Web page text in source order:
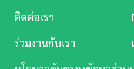
ใหม่ไว้ขับใช้งานในเมืองเป็น
จนดูแลยาก เน้นคล่องตัว ขับ
ถึงค่าบำรุงรักษายังสบายกระเ
ติดต่อเรา
ร่วมงานกับเรา